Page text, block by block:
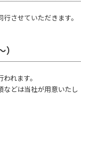
させていただきます。
れます。
などは当社が用意いたし